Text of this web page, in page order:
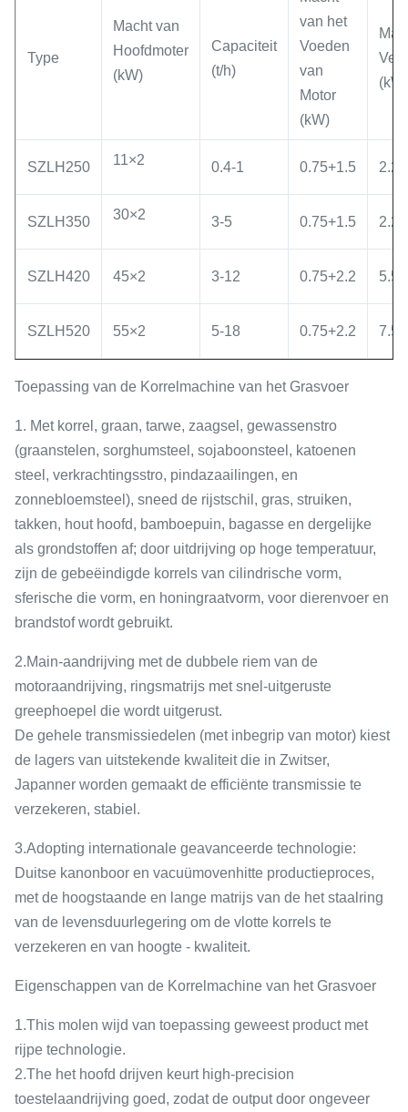
Type
Macht van
Hoofdmoter
(kW)
Capaciteit
(t/h)
van het
Voeden
van
Motor
(kW)
(kW)
SZLH250 11×2 0.4-1 0.75+1.5 2.2
SZLH350 30×2 3-5 0.75+1.5 2.2
SZLH420 45×2 3-12 0.75+2.2 5.5
SZLH520 55×2 5-18 0.75+2.2 7.5
Toepassing van de Korrelmachine van het Grasvoer
1. Met korrel, graan, tarwe, zaagsel, gewassenstro
(graanstelen, sorghumsteel, sojaboonsteel, katoenen
steel, verkrachtingsstro, pindazaailingen, en
zonnebloemsteel), sneed de rijstschil, gras, struiken,
takken, hout hoofd, bamboepuin, bagasse en dergelijke
als grondstoffen af; door uitdrijving op hoge temperatuur,
zijn de gebeëindigde korrels van cilindrische vorm,
sferische die vorm, en honingraatvorm, voor dierenvoer en
brandstof wordt gebruikt.
2.Main-aandrijving met de dubbele riem van de
motoraandrijving, ringsmatrijs met snel-uitgeruste
greephoepel die wordt uitgerust.
De gehele transmissiedelen (met inbegrip van motor) kiest
de lagers van uitstekende kwaliteit die in Zwitser,
Japanner worden gemaakt de efficiënte transmissie te
verzekeren, stabiel.
3.Adopting internationale geavanceerde technologie:
Duitse kanonboor en vacuümovenhitte productieproces,
met de hoogstaande en lange matrijs van de het staalring
van de levensduurlegering om de vlotte korrels te
verzekeren en van hoogte - kwaliteit.
Eigenschappen van de Korrelmachine van het Grasvoer
1.This molen wijd van toepassing geweest product met
rijpe technologie.
2.The het hoofd drijven keurt high-precision
toestelaandrijving goed, zodat de output door ongeveer